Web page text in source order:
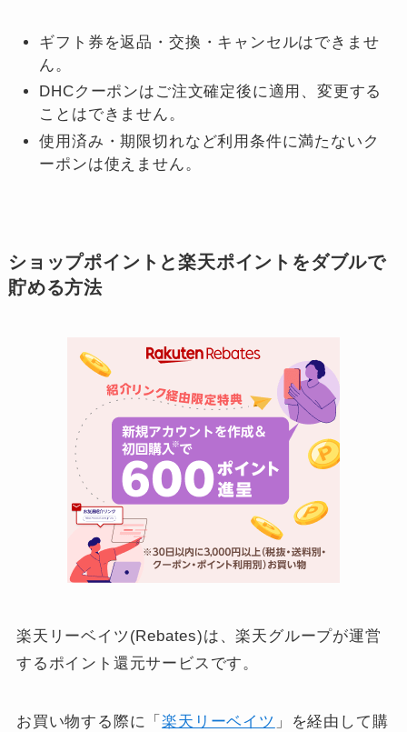
ギフト券を返品・交換・キャンセルはできませ
ん。
DHCクーポンはご注文確定後に適用、変更する
ことはできません。
使用済み・期限切れなど利用条件に満たないク
ーポンは使えません。
ショップポイントと楽天ポイントをダブルで
貯める方法
楽天リーベイツ(Rebates)は、楽天グループが運営
するポイント還元サービスです。
お買い物する際に「楽天リーベイツ 」を経由して購